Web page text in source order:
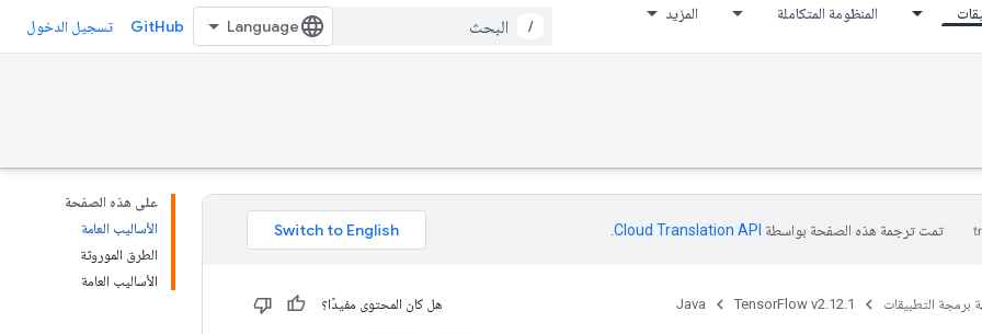
المنظومة المتكاملة المزيد
/
GitHub تسجيل الدخول
على هذه الصفحة
الأساليب العامة
الطرق الموروثة
الأساليب العامة
تمت ترجمة هذه الصفحة بواسطة Cloud Translation API‏
برمجة التطبيقات TensorFlow v2.12.1
Java هل كان المحتوى مفيدًا؟